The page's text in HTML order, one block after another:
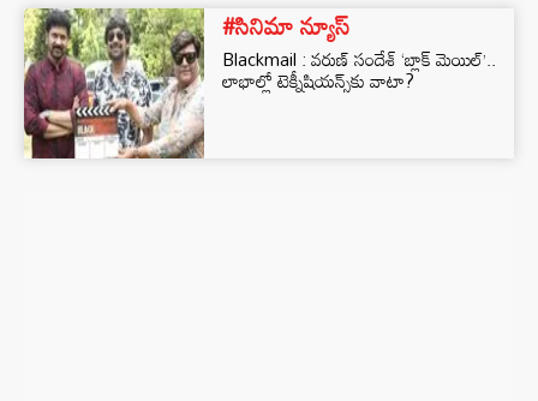
#సినిమా న్యూస్
Blackmail : వరుణ్ సందేశ్ ‘బ్లాక్ మెయిల్’..
లాభాల్లో టెక్నీషియన్స్‌కు వాటా?